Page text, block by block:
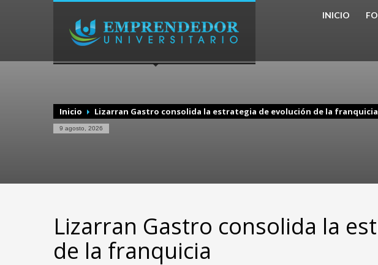
INICIO
Inicio Lizarran Gastro consolida la estrategia de evolución de la franquicia
9 agosto, 2026
Lizarran Gastro consolida la
de la franquicia